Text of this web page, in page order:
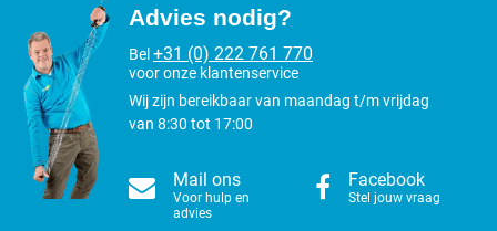
Advies nodig?
Bel +31 (0) 222 761 770
voor onze klantenservice
Wij zijn bereikbaar van maandag t/m vrijdag
van 8:30 tot 17:00
Mail ons
Voor hulp en
advies
Facebook
Stel jouw vraag